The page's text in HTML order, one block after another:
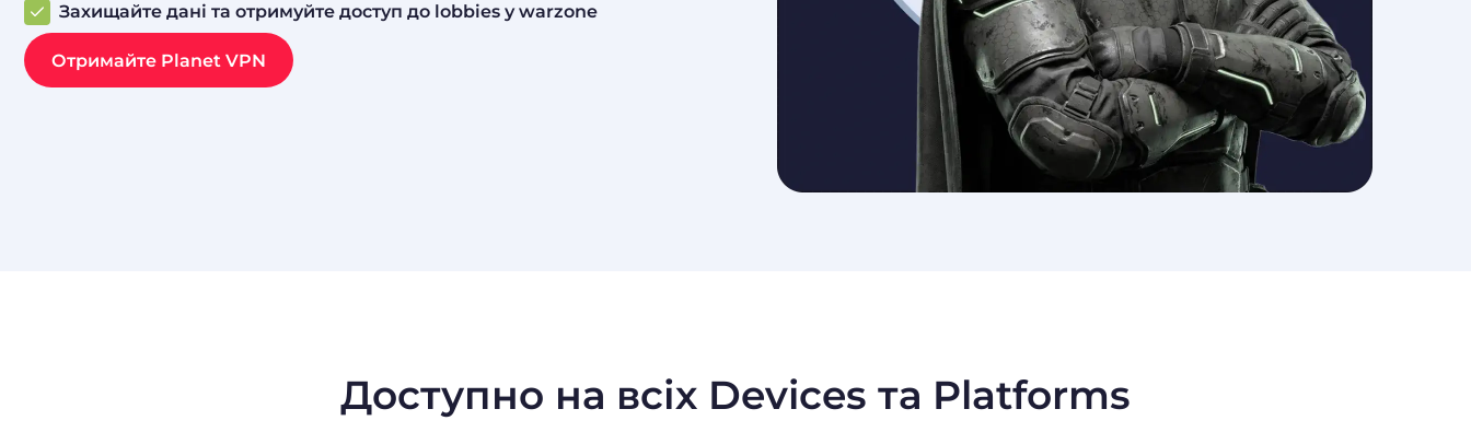
Захищайте дані та отримуйте доступ до lobbies у warzone
Отримайте Planet VPN
Доступно на всіх Devices та Platforms